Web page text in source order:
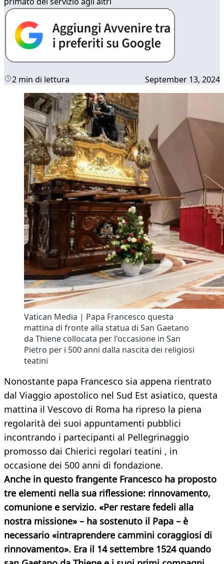
2 min di lettura September 13, 2024
Vatican Media | Papa Francesco questa
mattina di fronte alla statua di San Gaetano
da Thiene collocata per l'occasione in San
Pietro per i 500 anni dalla nascita dei religiosi
teatini
Nonostante papa Francesco sia appena rientrato
dal Viaggio apostolico nel Sud Est asiatico, questa
mattina il Vescovo di Roma ha ripreso la piena
regolarità dei suoi appuntamenti pubblici
incontrando i partecipanti al Pellegrinaggio
promosso dai Chierici regolari teatini , in
occasione dei 500 anni di fondazione.
Anche in questo frangente Francesco ha proposto
tre elementi nella sua riflessione: rinnovamento,
comunione e servizio. «Per restare fedeli alla
nostra missione» – ha sostenuto il Papa – è
necessario «intraprendere cammini coraggiosi di
rinnovamento». Era il 14 settembre 1524 quando